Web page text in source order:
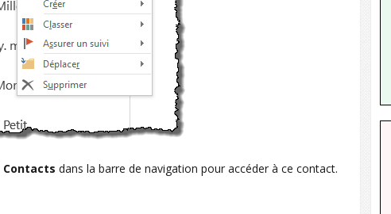
Contacts dans la barre de navigation pour accéder à ce contact.